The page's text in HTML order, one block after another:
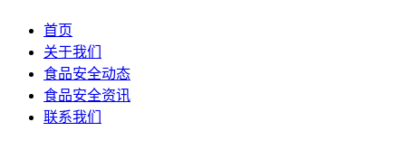
首页
关于我们
食品安全动态
食品安全资讯
联系我们